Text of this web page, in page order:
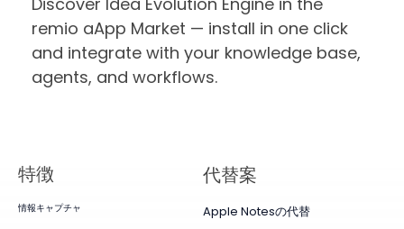
remio aApp Market — install in one click
and integrate with your knowledge base,
agents, and workflows.
特徴
情報キャプチャ
代替案
Apple Notesの代替